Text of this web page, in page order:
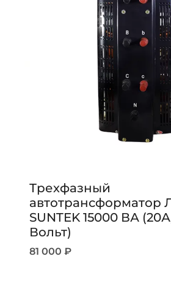
Трехфазный
автотрансформатор
SUNTEK 15000 ВА
Вольт)
81 000 ₽